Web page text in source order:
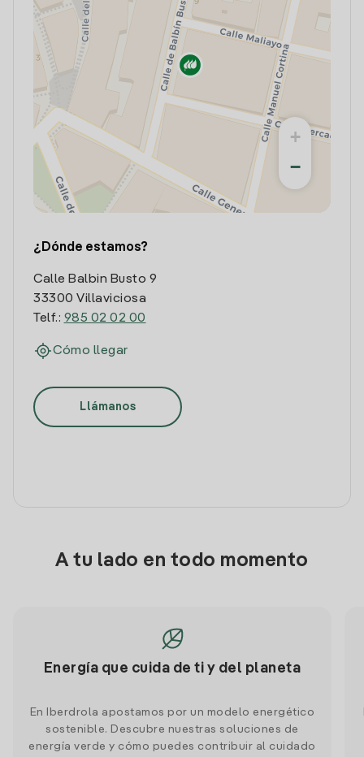
+
−
¿Dónde estamos?
Calle Balbin Busto 9
33300 Villaviciosa
Telf.: 985 02 02 00
Cómo llegar
Llámanos
A tu lado en todo momento
Energía que cuida de ti y del planeta
En Iberdrola apostamos por un modelo energético
sostenible. Descubre nuestras soluciones de
energía verde y cómo puedes contribuir al cuidado